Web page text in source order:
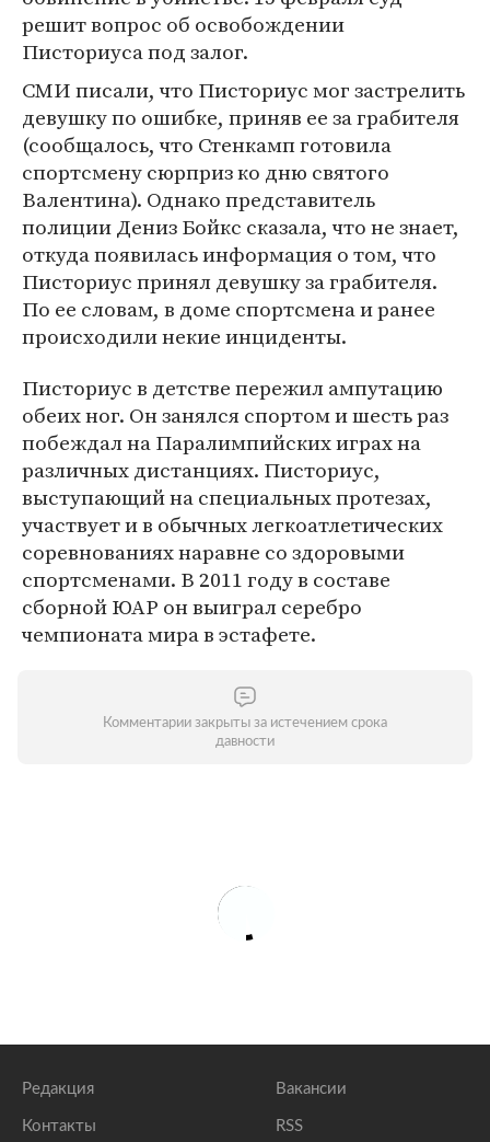
решит вопрос об освобождении
Писториуса под залог.
СМИ писали, что Писториус мог застрелить
девушку по ошибке, приняв ее за грабителя
(сообщалось, что Стенкамп готовила
спортсмену сюрприз ко дню святого
Валентина). Однако представитель
полиции Дениз Бойкс сказала, что не знает,
откуда появилась информация о том, что
Писториус принял девушку за грабителя.
По ее словам, в доме спортсмена и ранее
происходили некие инциденты.
Писториус в детстве пережил ампутацию
обеих ног. Он занялся спортом и шесть раз
побеждал на Паралимпийских играх на
различных дистанциях. Писториус,
выступающий на специальных протезах,
участвует и в обычных легкоатлетических
соревнованиях наравне со здоровыми
спортсменами. В 2011 году в составе
сборной ЮАР он выиграл серебро
чемпионата мира в эстафете.
Комментарии закрыты за истечением срока
давности
Редакция
Контакты
Вакансии
RSS